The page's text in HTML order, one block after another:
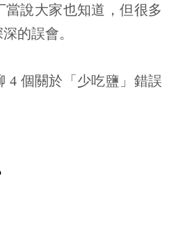
說大家也知道，但很多
的誤會。
4 個關於「少吃鹽」錯誤